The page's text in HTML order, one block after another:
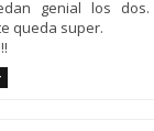
genial los
queda super.